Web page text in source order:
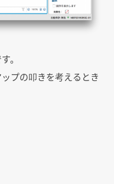
。
プの叩きを考えるとき